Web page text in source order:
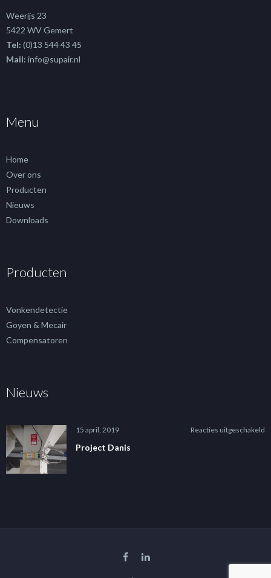
Weerijs 23
5422 WV Gemert
Tel: (0)13 544 43 45
Mail: info@supair.nl
Menu
Home
Over ons
Producten
Nieuws
Downloads
Producten
Vonkendetectie
Goyen & Mecair
Compensatoren
Nieuws
15 april, 2019 Reacties uitgeschakeld
Project Danis